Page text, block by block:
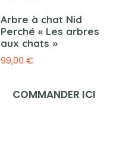
Arbre à chat Nid
Perché « Les arbres
aux chats »
99,00 €
COMMANDER ICI